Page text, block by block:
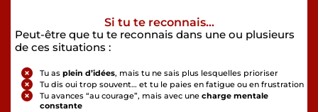
Si tu te reconnais…
Peut-être que tu te reconnais dans une ou plusieurs
de ces situations :
Tu as plein d’idées, mais tu ne sais plus lesquelles prioriser
Tu dis oui trop souvent… et tu le paies en fatigue ou en frustration
Tu avances “au courage”, mais avec une charge mentale
constante